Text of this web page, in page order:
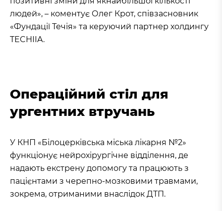
людей», – коментує Олег Крот, співзасновник
«Фундації Течія» та керуючий партнер холдингу
TECHIIA.
Операційний стіл для
ургентних втручань
У КНП «Білоцерківська міська лікарня №2»
функціонує нейрохірургічне відділення, де
надають екстрену допомогу та працюють з
пацієнтами з черепно-мозковими травмами,
зокрема, отриманими внаслідок ДТП.